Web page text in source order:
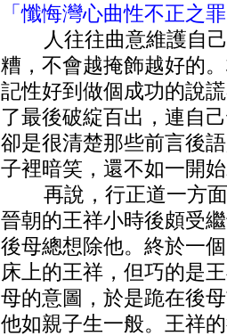
「懺悔灣心曲性不正之
人往往曲意維護自己
糟，不會越掩飾越好的
記性好到做個成功的說
了最後破綻百出，連自
卻是很清楚那些前言後
子裡暗笑，還不如一開
再說，行正道一方面
晉朝的王祥小時後頗受
後母總想除他。終於一
床上的王祥，但巧的是
母的意圖，於是跪在後
他如親子生一般。王祥